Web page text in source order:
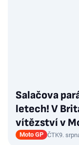
Salačova
letech! V
vítězství v
Moto GP ČTK9.